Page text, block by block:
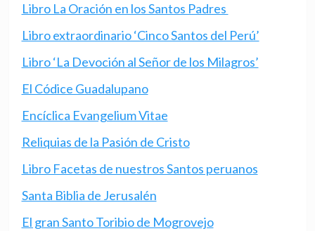
Libro La Oración en los Santos Padres
Libro extraordinario ‘Cinco Santos del Perú’
Libro ‘La Devoción al Señor de los Milagros’
El Códice Guadalupano
Encíclica Evangelium Vitae
Reliquias de la Pasión de Cristo
Libro Facetas de nuestros Santos peruanos
Santa Biblia de Jerusalén
El gran Santo Toribio de Mogrovejo